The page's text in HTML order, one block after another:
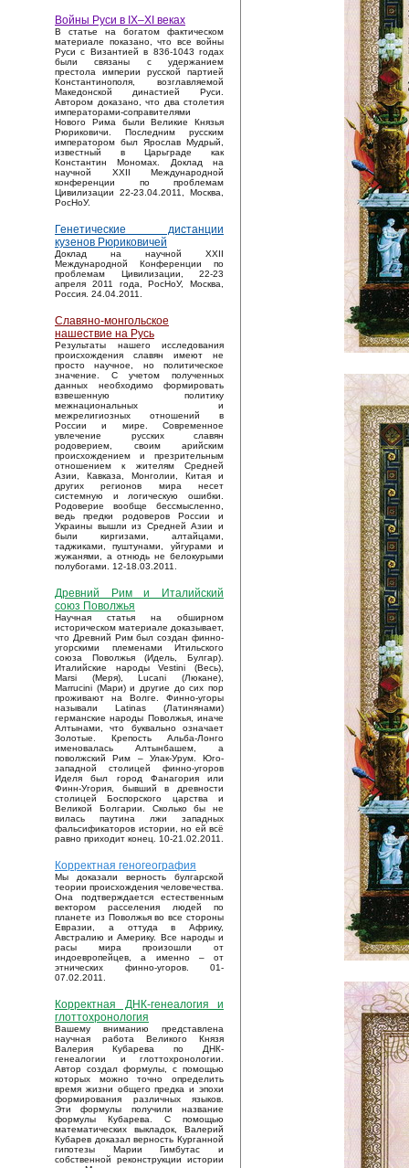
Войны Руси в IX–XI веках
В статье на богатом фактическом
материале показано, что все войны
Руси с Византией в 836-1043 годах
были связаны с удержанием
престола империи русской партией
Константинополя, возглавляемой
Македонской династией Руси.
Автором доказано, что два столетия
императорами-соправителями
Нового Рима были Великие Князья
Рюриковичи. Последним русским
императором был Ярослав Мудрый,
известный в Царьграде как
Константин Мономах. Доклад на
научной XXII Международной
конференции по проблемам
Цивилизации 22-23.04.2011, Москва,
РосНоУ.
Генетические дистанции
кузенов Рюриковичей
Доклад на научной XXII
Международной Конференции по
проблемам Цивилизации, 22-23
апреля 2011 года, РосНоУ, Москва,
Россия. 24.04.2011.
Славяно-монгольское
нашествие на Русь
Результаты нашего исследования
происхождения славян имеют не
просто научное, но политическое
значение. С учетом полученных
данных необходимо формировать
взвешенную политику
межнациональных и
межрелигиозных отношений в
России и мире. Современное
увлечение русских славян
родоверием, своим арийским
происхождением и презрительным
отношением к жителям Средней
Азии, Кавказа, Монголии, Китая и
других регионов мира несет
системную и логическую ошибки.
Родоверие вообще бессмысленно,
ведь предки родоверов России и
Украины вышли из Средней Азии и
были киргизами, алтайцами,
таджиками, пуштунами, уйгурами и
жужанями, а отнюдь не белокурыми
полубогами. 12-18.03.2011.
Древний Рим и Италийский
союз Поволжья
Научная статья на обширном
историческом материале доказывает,
что Древний Рим был создан финно-
угорскими племенами Итильского
союза Поволжья (Идель, Булгар).
Италийские народы Vestini (Весь),
Marsi (Меря), Lucani (Люкане),
Marrucini (Мари) и другие до сих пор
проживают на Волге. Финно-угоры
называли Latinas (Латинянами)
германские народы Поволжья, иначе
Алтынами, что буквально означает
Золотые. Крепость Альба-Лонго
именовалась Алтынбашем, а
поволжский Рим – Улак-Урум. Юго-
западной столицей финно-угоров
Иделя был город Фанагория или
Финн-Угория, бывший в древности
столицей Боспорского царства и
Великой Болгарии. Сколько бы не
вилась паутина лжи западных
фальсификаторов истории, но ей всё
равно приходит конец. 10-21.02.2011.
Корректная геногеография
Мы доказали верность булгарской
теории происхождения человечества.
Она подтверждается естественным
вектором расселения людей по
планете из Поволжья во все стороны
Евразии, а оттуда в Африку,
Австралию и Америку. Все народы и
расы мира произошли от
индоевропейцев, а именно – от
этнических финно-угоров. 01-
07.02.2011.
Корректная ДНК-генеалогия и
глоттохронология
Вашему вниманию представлена
научная работа Великого Князя
Валерия Кубарева по ДНК-
генеалогии и глоттохронологии.
Автор создал формулы, с помощью
которых можно точно определить
время жизни общего предка и эпохи
формирования различных языков.
Эти формулы получили название
формулы Кубарева. С помощью
математических выкладок, Валерий
Кубарев доказал верность Курганной
гипотезы Марии Гимбутас и
собственной реконструкции истории